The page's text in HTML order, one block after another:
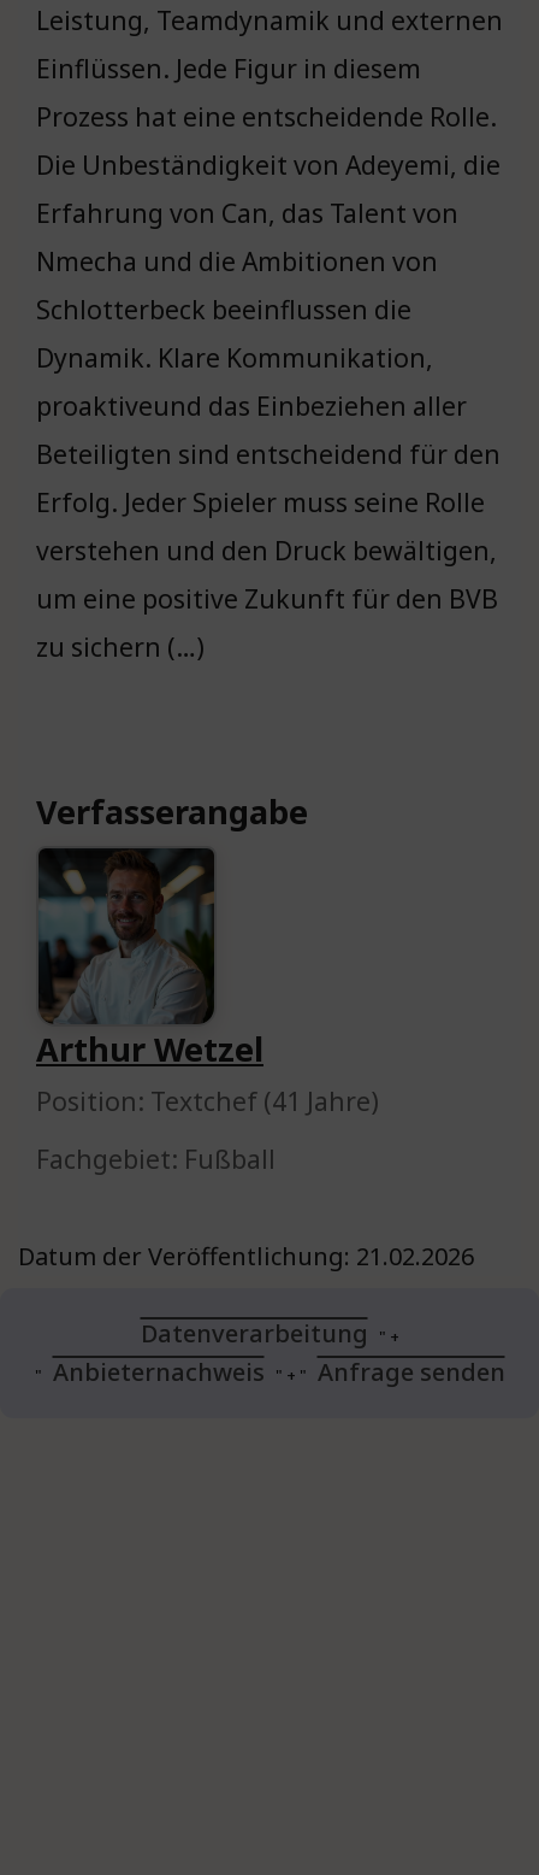
Leistung, Teamdynamik und externen
Einflüssen. Jede Figur in diesem
Prozess hat eine entscheidende Rolle.
Die Unbeständigkeit von Adeyemi, die
Erfahrung von Can, das Talent von
Nmecha und die Ambitionen von
Schlotterbeck beeinflussen die
Dynamik. Klare Kommunikation,
proaktiveund das Einbeziehen aller
Beteiligten sind entscheidend für den
Erfolg. Jeder Spieler muss seine Rolle
verstehen und den Druck bewältigen,
um eine positive Zukunft für den BVB
zu sichern (…)
Verfasserangabe
Arthur Wetzel
Position: Textchef (41 Jahre)
Fachgebiet: Fußball
Datum der Veröffentlichung: 21.02.2026
Datenverarbeitung +
Anbieternachweis + Anfrage senden